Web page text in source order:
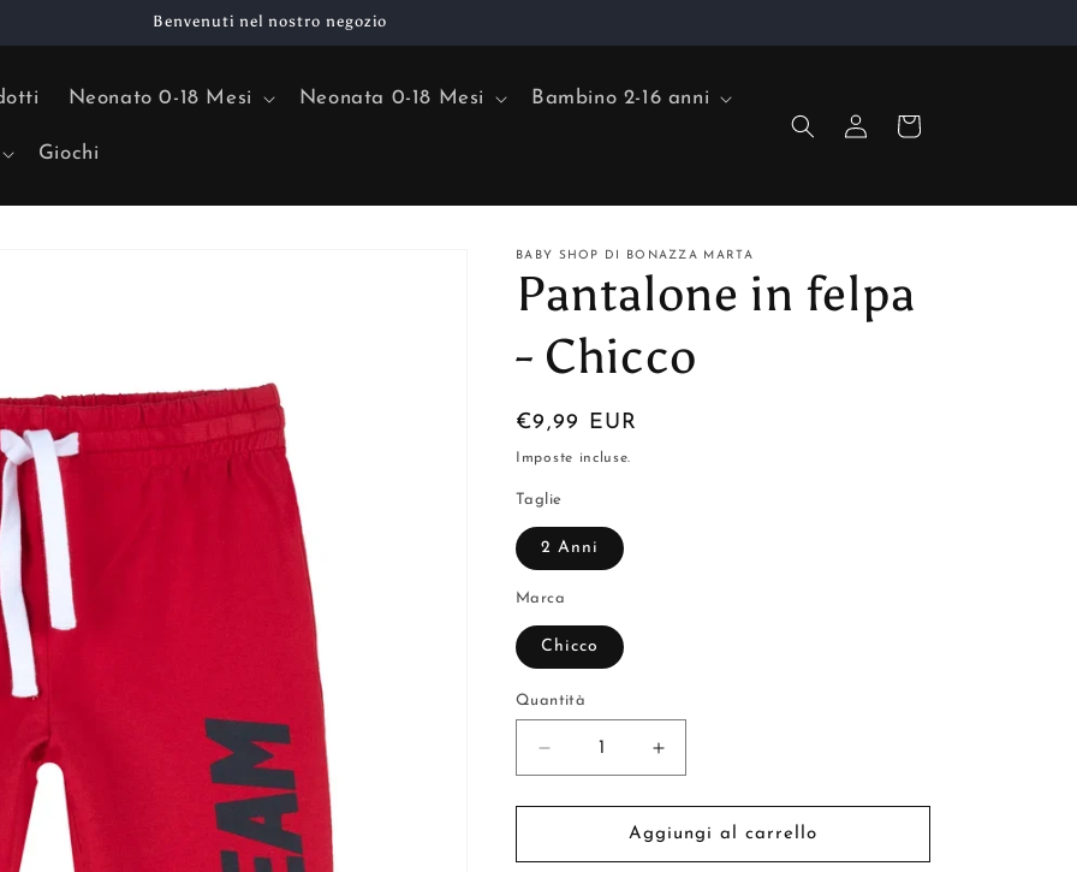
Benvenuti nel nostro negozio
Neonato 0-18 Mesi Neonata 0-18 Mesi Bambino 2-16 anni
Giochi
AccediCarrello
BABY SHOP DI BONAZZA MARTA
Pantalone in felpa
- Chicco
Prezzo
di
listino
€9,99 EUR
Imposte incluse.
Taglie
2 Anni
Marca
Chicco
Quantità
Diminuisci
quantità
per
Pantalone
in
Aumenta
quantità
per
Pantalone
in
Aggiungi al carrello